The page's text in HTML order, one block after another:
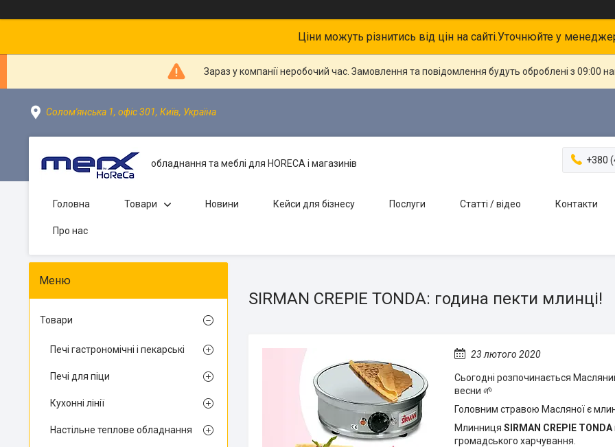
Ціни можуть різнитись від цін на сайті.Уточнюйте у
Зараз у компанії неробочий час. Замовлення та повідомлення будуть оброблені з 09:00
Солом'янська 1, офіс 301, Київ, Україна
обладнання та меблі для HORECA і магазинів +380
Головна Товари Новини Кейси для бізнесу Послуги Статті / відео Контакти
Про нас
SIRMAN CREPIE TONDA: година пекти млинці!
23 лютого 2020
Сьогодні розпочинається
весни 🌱
Головним стравою Масляної є
Млинниця SIRMAN CREPIE TONDA
громадського харчування.
Товари
Печі гастрономічні і пекарські
Печі для піци
Кухонні лінії
Настільне теплове обладнання